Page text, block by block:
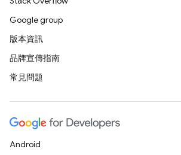
Google group
版本資訊
品牌宣傳指南
常見問題
Android